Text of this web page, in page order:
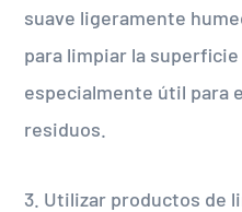
suave ligeramente
para limpiar la
especialmente útil para
residuos.
3. Utilizar productos de